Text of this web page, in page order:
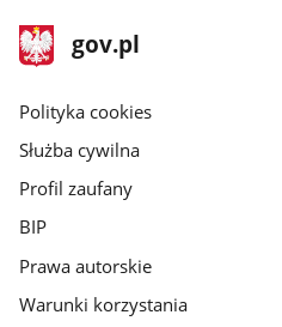
stopka
gov.pl
Strona
gov.pl
gov.pl
Polityka cookies
Służba cywilna
Profil zaufany
BIP
Prawa autorskie
Warunki korzystania